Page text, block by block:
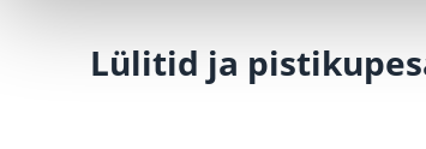
Lülitid ja